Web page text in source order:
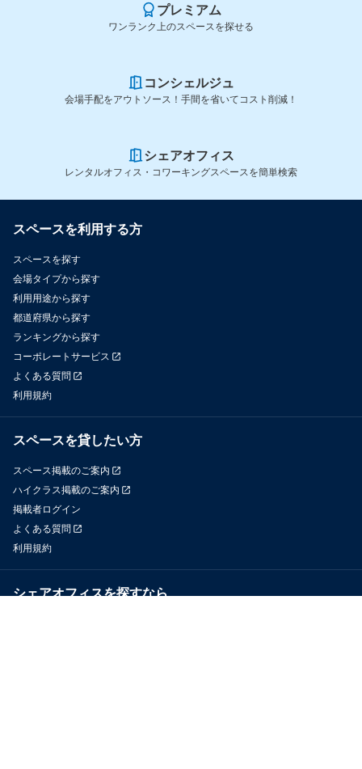
プレミアム
ワンランク上のスペースを探せる
コンシェルジュ
会場手配をアウトソース！手間を省いてコスト削減！
シェアオフィス
レンタルオフィス・コワーキングスペースを簡単検索
スペースを利用する方
スペースを探す
会場タイプから探す
利用用途から探す
都道府県から探す
ランキングから探す
コーポレートサービス
よくある質問
利用規約
スペースを貸したい方
スペース掲載のご案内
ハイクラス掲載のご案内
掲載者ログイン
よくある質問
利用規約
シェアオフィスを探すなら